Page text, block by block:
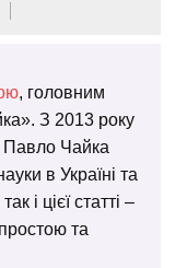
, головним
З 2013 року
Павло Чайка
в Україні та
і цієї статті –
та